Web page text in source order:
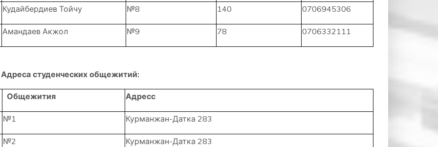
Кудайбердиев Тойчу №8 140 0706945306
Амандаев Акжол №9 78 0706332111
Адреса студенческих общежитий:
Общежития Адресс
№1 Курманжан-Датка 283
№2 Курманжан-Датка 283